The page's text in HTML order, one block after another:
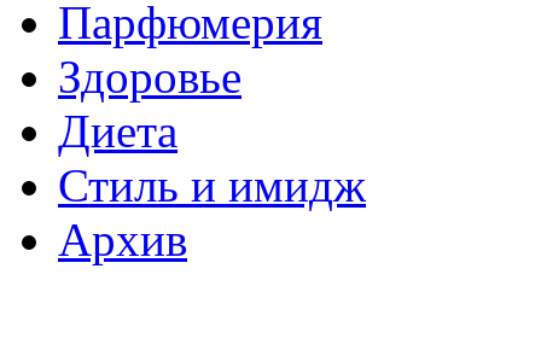
Парфюмерия
Здоровье
Диета
Стиль и имидж
Архив